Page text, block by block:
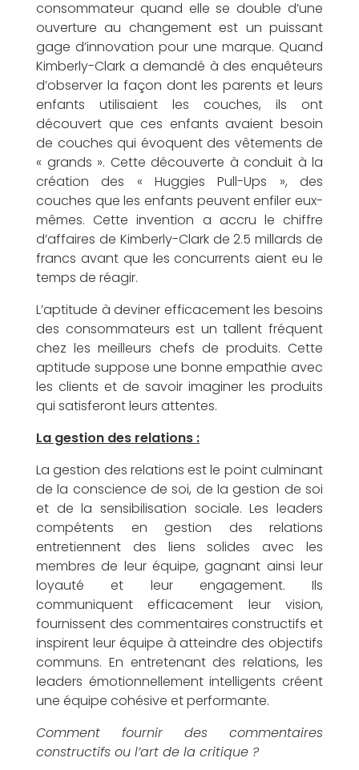
l
i
g
e
n
c
e
E
consommateur quand elle se double d’une
ouverture au changement est un puissant
gage d’innovation pour une marque. Quand
Kimberly-Clark a demandé à des enquêteurs
d’observer la façon dont les parents et leurs
enfants utilisaient les couches, ils ont
découvert que ces enfants avaient besoin
de couches qui évoquent des vêtements de
« grands ». Cette découverte à conduit à la
création des « Huggies Pull-Ups », des
couches que les enfants peuvent enfiler eux-
mêmes. Cette invention a accru le chiffre
d’affaires de Kimberly-Clark de 2.5 millards de
francs avant que les concurrents aient eu le
temps de réagir.
L’aptitude à deviner efficacement les besoins
des consommateurs est un tallent fréquent
chez les meilleurs chefs de produits. Cette
aptitude suppose une bonne empathie avec
les clients et de savoir imaginer les produits
qui satisferont leurs attentes.
La gestion des relations :
La gestion des relations est le point culminant
de la conscience de soi, de la gestion de soi
et de la sensibilisation sociale. Les leaders
compétents en gestion des relations
entretiennent des liens solides avec les
membres de leur équipe, gagnant ainsi leur
loyauté et leur engagement. Ils
communiquent efficacement leur vision,
fournissent des commentaires constructifs et
inspirent leur équipe à atteindre des objectifs
communs. En entretenant des relations, les
leaders émotionnellement intelligents créent
une équipe cohésive et performante.
Comment fournir des commentaires
constructifs ou l’art de la critique ?